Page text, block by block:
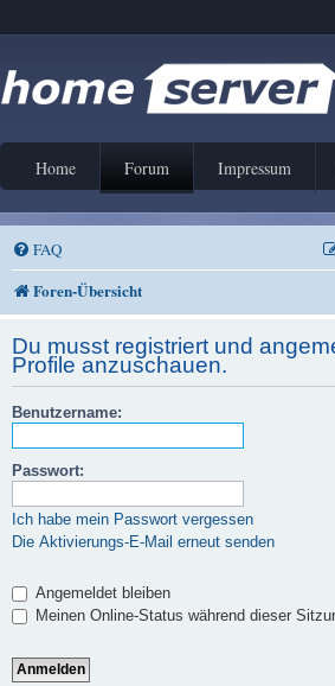
Home Forum Impressum
FAQ
Foren-Übersicht
Du musst registriert und
Profile anzuschauen.
Benutzername:
Passwort:
Ich habe mein Passwort vergessen
Die Aktivierungs-E-Mail erneut senden
Angemeldet bleiben
Meinen Online-Status während dieser